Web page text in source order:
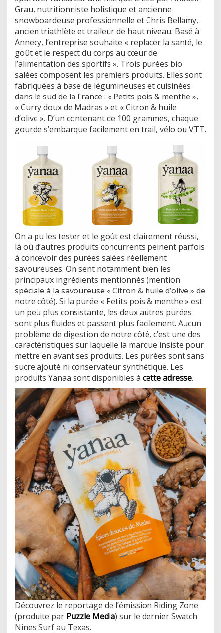
Grau, nutritionniste holistique et ancienne
snowboardeuse professionnelle et Chris Bellamy,
ancien triathlète et traileur de haut niveau. Basé à
Annecy, l’entreprise souhaite « replacer la santé, le
goût et le respect du corps au cœur de
l’alimentation des sportifs ». Trois purées bio
salées composent les premiers produits. Elles sont
fabriquées à base de légumineuses et cuisinées
dans le sud de la France : « Petits pois & menthe »,
« Curry doux de Madras » et « Citron & huile
d’olive ». D’un contenant de 100 grammes, chaque
gourde s’embarque facilement en trail, vélo ou VTT.
On a pu les tester et le goût est clairement réussi,
là où d’autres produits concurrents peinent parfois
à concevoir des purées salées réellement
savoureuses. On sent notamment bien les
principaux ingrédients mentionnés (mention
spéciale à la savoureuse « Citron & huile d’olive » de
notre côté). Si la purée « Petits pois & menthe » est
un peu plus consistante, les deux autres purées
sont plus fluides et passent plus facilement. Aucun
problème de digestion de notre côté, c’est une des
caractéristiques sur laquelle la marque insiste pour
mettre en avant ses produits. Les purées sont sans
sucre ajouté ni conservateur synthétique. Les
produits Yanaa sont disponibles à cette adresse.
Découvrez le reportage de l’émission Riding Zone
(produite par Puzzle Media) sur le dernier Swatch
Nines Surf au Texas.